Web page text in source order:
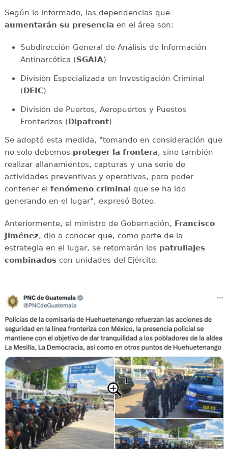
Según lo informado, las dependencias que
aumentarán su presencia en el área son:
Subdirección General de Análisis de Información
Antinarcótica (SGAIA)
División Especializada en Investigación Criminal
(DEIC)
División de Puertos, Aeropuertos y Puestos
Fronterizos (Dipafront)
Se adoptó esta medida, "tomando en consideración que
no solo debemos proteger la frontera, sino también
realizar allanamientos, capturas y una serie de
actividades preventivas y operativas, para poder
contener el fenómeno criminal
que se ha ido
generando en el lugar", expresó Boteo.
Anteriormente, el ministro de Gobernación, Francisco
Jiménez, dio a conocer que, como parte de la
estrategia en el lugar, se retomarán los patrullajes
combinadoscon unidades del Ejército.